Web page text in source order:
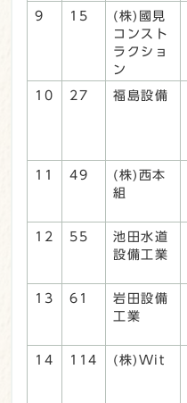
9 15
(株)國見
コンスト
ラクショ
ン
10 27 福島設備
11 49
(株)西本
組
12 55
池田水道
設備工業
13 61
岩田設備
工業
14 114 (株)Wit